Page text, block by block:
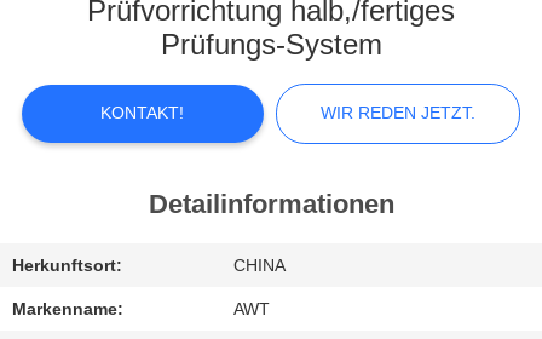
UNS
REDEN
JETZT.
Prüfvorrichtung halb,/fertiges
Prüfungs-System
KONTAKT! WIR REDEN JETZT.
Detailinformationen
Herkunftsort: CHINA
Markenname: AWT